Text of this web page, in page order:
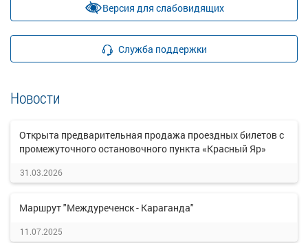
Версия для слабовидящих
Служба поддержки
Новости
Открыта предварительная продажа проездных билетов с
промежуточного остановочного пункта «Красный Яр»
31.03.2026
Маршрут "Междуреченск - Караганда"
11.07.2025